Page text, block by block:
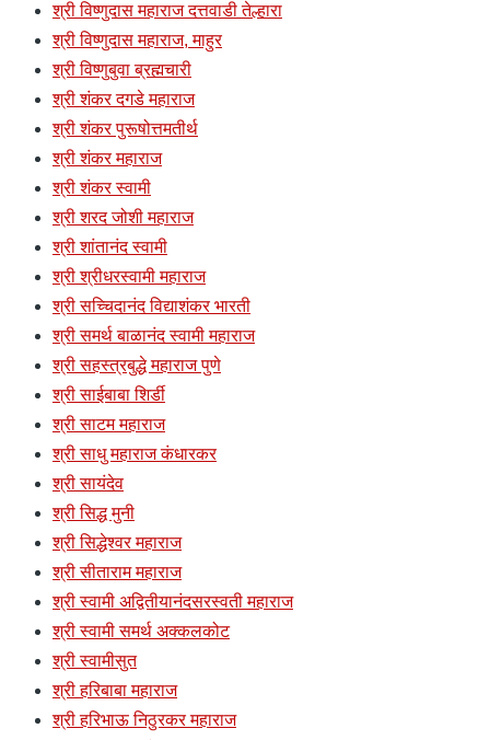
श्री विष्णुदास महाराज दत्तवाडी तेल्हारा
श्री विष्णुदास महाराज, माहुर
श्री विष्णुबुवा ब्रह्मचारी
श्री शंकर दगडे महाराज
श्री शंकर पुरूषोत्तमतीर्थ
श्री शंकर महाराज
श्री शंकर स्वामी
श्री शरद जोशी महाराज
श्री शांतानंद स्वामी
श्री श्रीधरस्वामी महाराज
श्री सच्चिदानंद विद्याशंकर भारती
श्री समर्थ बाळानंद स्वामी महाराज
श्री सहस्त्रबुद्धे महाराज पुणे
श्री साईबाबा शिर्डी
श्री साटम महाराज
श्री साधु महाराज कंधारकर
श्री सायंदेव
श्री सिद्ध मुनी
श्री सिद्धेश्वर महाराज
श्री सीताराम महाराज
श्री स्वामी अद्वितीयानंदसरस्वती महाराज
श्री स्वामी समर्थ अक्कलकोट
श्री स्वामीसुत
श्री हरिबाबा महाराज
श्री हरिभाऊ निठुरकर महाराज